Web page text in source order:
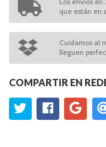
que están en
Cuidamos al
lleguen
COMPARTIR EN